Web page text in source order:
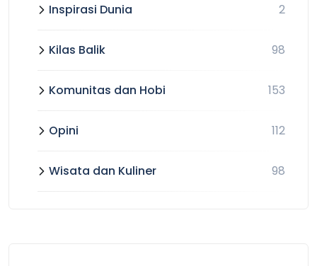
Inspirasi Dunia 2
Kilas Balik 98
Komunitas dan Hobi 153
Opini 112
Wisata dan Kuliner 98